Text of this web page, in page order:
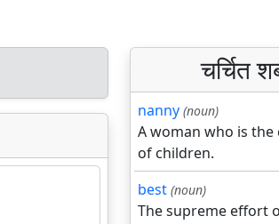
चर्चित
nanny (noun)
A woman who is the
of children.
best (noun)
The supreme effort